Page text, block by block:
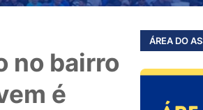
no bairro
é
ÁREA DO